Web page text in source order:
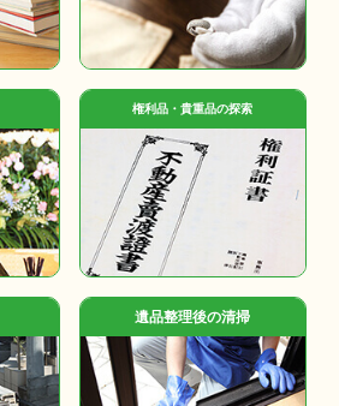
権利品・貴重品の探索
遺品整理後の清掃